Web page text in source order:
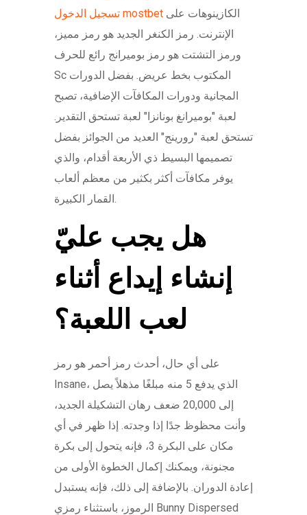
تسجيل الدخول mostbet
الإنترنت. رمز الكنغر الجديد هو رمز مميز،
ورمز التشتت هو رمز بوميرانج رائع للحرف
Sc المكتوب بخط عريض. بفضل الدورات
المجانية ودورات المكافآت الإضافية، تصبح
لعبة "بوميرانغ بونانزا" لعبة تستحق التقدير.
تستحق لعبة "رورينج" العديد من الجوائز بفضل
تصميمها البسيط ذي الأربعة أقدام، والذي
يوفر مكافآت أكثر بكثير من معظم ألعاب
هل يجب عليّ
إنشاء إيداع أثناء
لعب اللعبة؟
على أي حال، أحدث رمز أحمر هو رمز
Insane، الذي يدفع 5 منه مبلغًا مذهلاً يصل
إلى 20,000 ضعف رهان التشكيلة الجديد،
وأنت محظوظ جدًا إذا وجدته. إذا ظهر في أي
مكان على البكرة 3، فإنه يتحول إلى بكرة
مجنونة، ويمكنك إكمال الخطوة الأولى من
إعادة الدوران. بالإضافة إلى ذلك، فإنه يستبدل
الرموز، باستثناء رمزي Bunny Dispersed